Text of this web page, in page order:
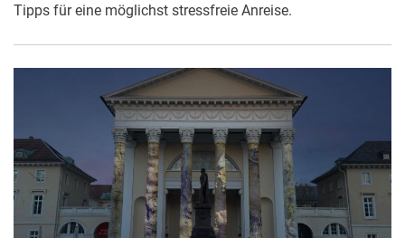
Tipps für eine möglichst stressfreie Anreise.